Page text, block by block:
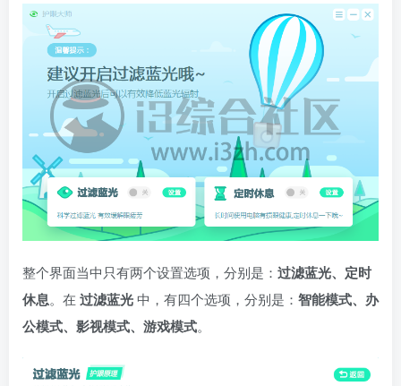
整个界面当中只有两个设置选项，分别是： 过滤蓝光、定时
休息。在 过滤蓝光中，有四个选项，分别是： 智能模式、办
公模式、影视模式、游戏模式。